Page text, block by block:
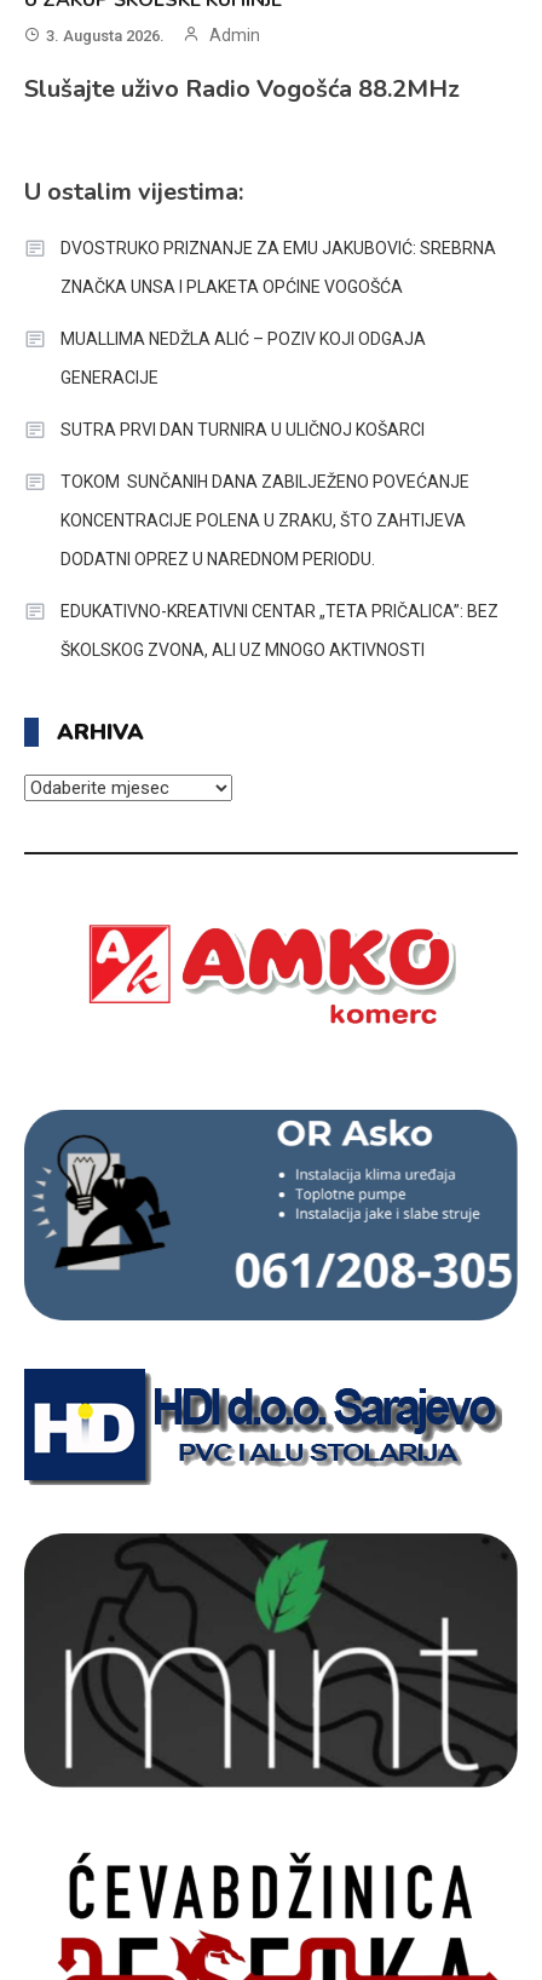
3. Augusta 2026. Admin
Slušajte uživo Radio Vogošća 88.2MHz
U ostalim vijestima:
DVOSTRUKO PRIZNANJE ZA EMU JAKUBOVIĆ: SREBRNA
ZNAČKA UNSA I PLAKETA OPĆINE VOGOŠĆA
MUALLIMA NEDŽLA ALIĆ – POZIV KOJI ODGAJA
GENERACIJE
SUTRA PRVI DAN TURNIRA U ULIČNOJ KOŠARCI
TOKOM SUNČANIH DANA ZABILJEŽENO POVEĆANJE
KONCENTRACIJE POLENA U ZRAKU, ŠTO ZAHTIJEVA
DODATNI OPREZ U NAREDNOM PERIODU.
EDUKATIVNO-KREATIVNI CENTAR „TETA PRIČALICA”: BEZ
ŠKOLSKOG ZVONA, ALI UZ MNOGO AKTIVNOSTI
ARHIVA
ARHIVA